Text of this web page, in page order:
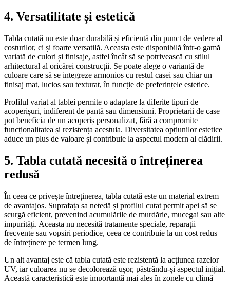
4. Versatilitate și estetică
Tabla cutată nu este doar durabilă și eficientă din punct de vedere al
costurilor, ci și foarte versatilă. Aceasta este disponibilă într-o gamă
variată de culori și finisaje, astfel încât să se potrivească cu stilul
arhitectural al oricărei construcții. Se poate alege o variantă de
culoare care să se integreze armonios cu restul casei sau chiar un
finisaj mat, lucios sau texturat, în funcție de preferințele estetice.
Profilul variat al tablei permite o adaptare la diferite tipuri de
acoperișuri, indiferent de pantă sau dimensiuni. Proprietarii de case
pot beneficia de un acoperiș personalizat, fără a compromite
funcționalitatea și rezistența acestuia. Diversitatea opțiunilor estetice
aduce un plus de valoare și contribuie la aspectul modern al clădirii.
5. Tabla cutată necesită o întreținerea
redusă
În ceea ce privește întreținerea, tabla cutată este un material extrem
de avantajos. Suprafața sa netedă și profilul cutat permit apei să se
scurgă eficient, prevenind acumulările de murdărie, mucegai sau alte
impurități. Aceasta nu necesită tratamente speciale, reparații
frecvente sau vopsiri periodice, ceea ce contribuie la un cost redus
de întreținere pe termen lung.
Un alt avantaj este că tabla cutată este rezistentă la acțiunea razelor
UV, iar culoarea nu se decolorează ușor, păstrându-și aspectul inițial.
Această caracteristică este importantă mai ales în zonele cu climă